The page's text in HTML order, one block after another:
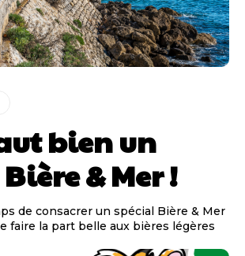
bien un
& Mer !
de consacrer un spécial Bière & Mer
faire la part belle aux bières légères